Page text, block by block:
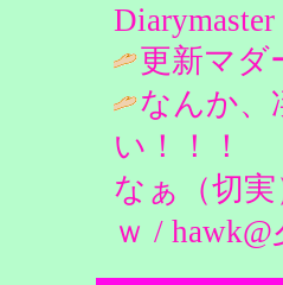
更新マダ
なんか
い！！！
なぁ（切
ｗ /